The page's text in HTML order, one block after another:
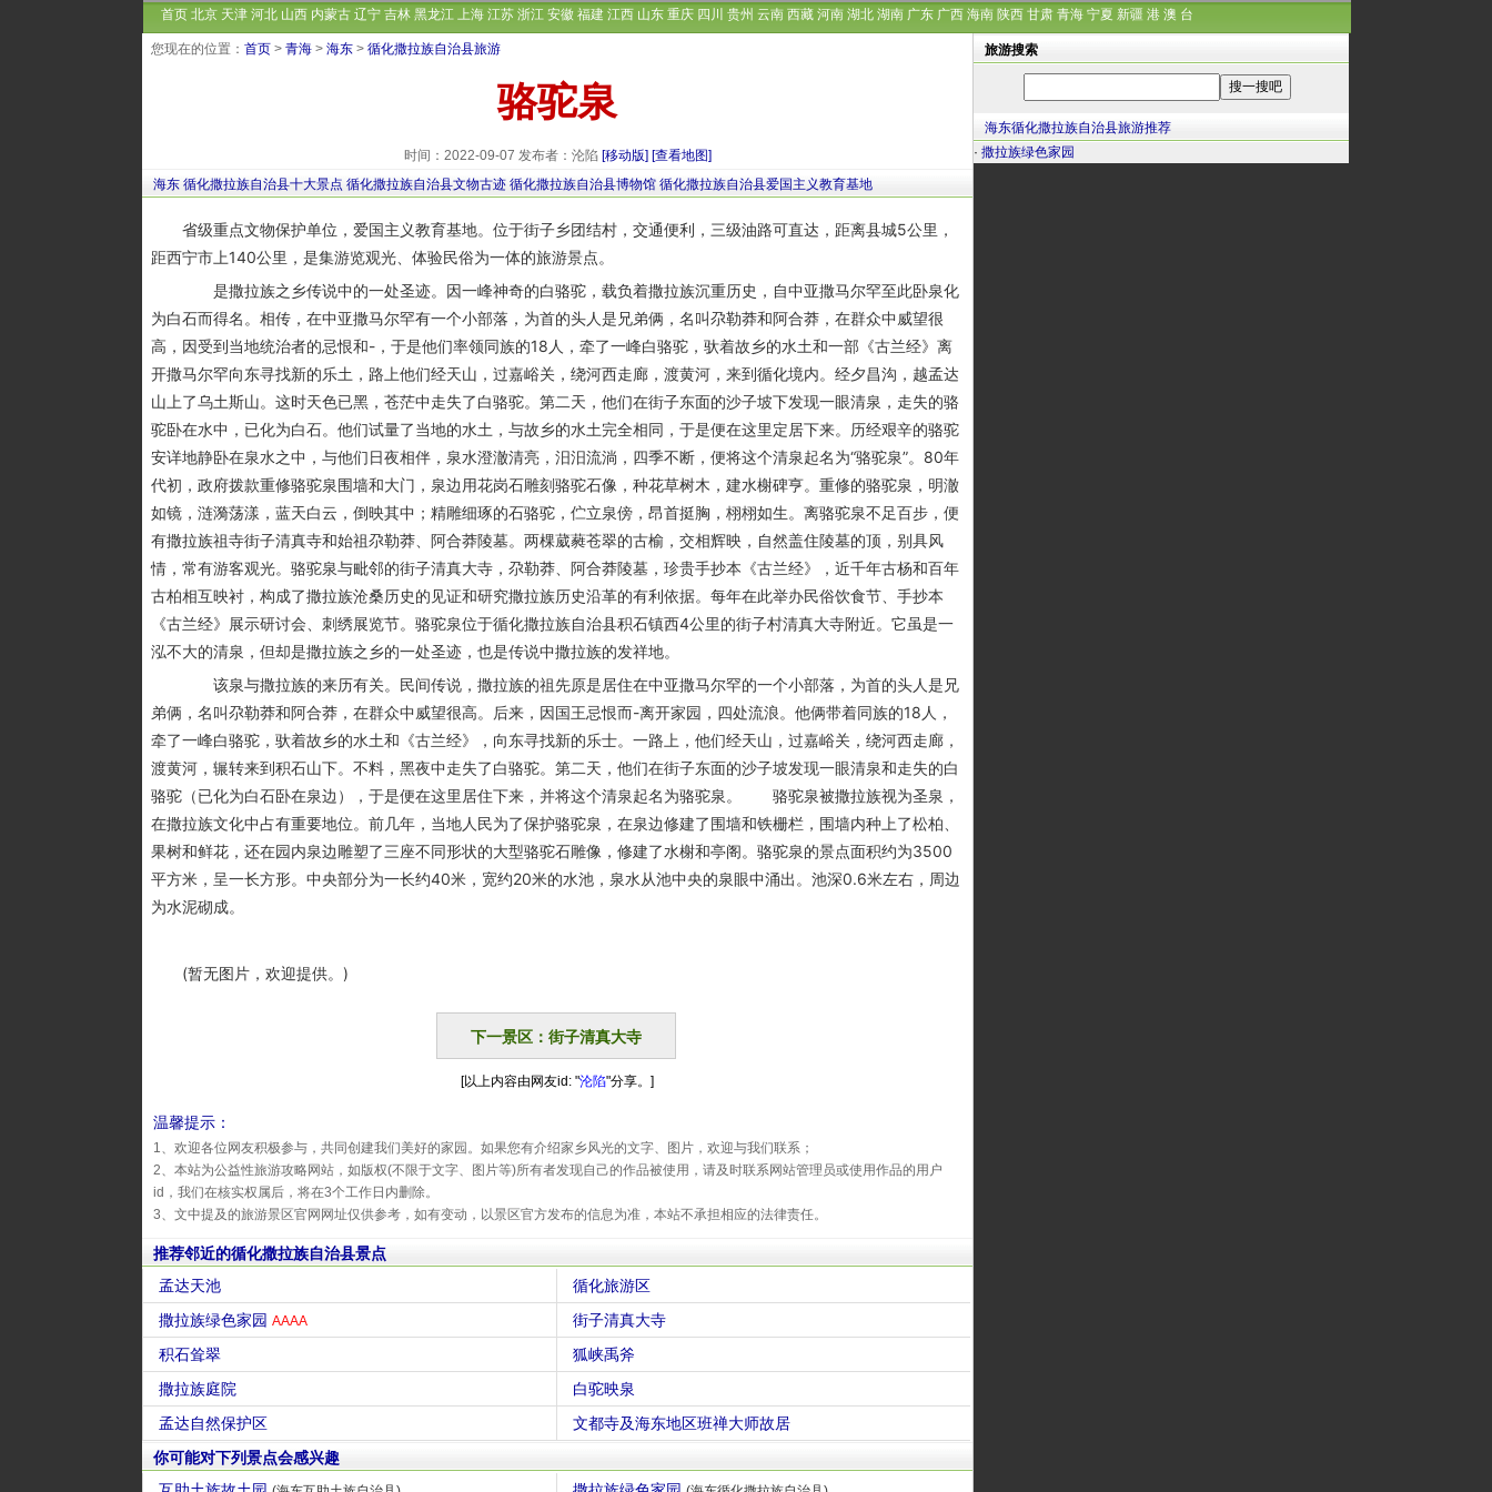
首页 北京 天津 河北 山西 内蒙古 辽宁 吉林 黑龙江 上海 江苏 浙江 安徽 福建 江西 山东 重庆 四川 贵州 云南 西藏 河南 湖北 湖南 广东 广西 海南 陕西 甘肃 青海 宁夏 新疆 港 澳 台
您现在的位置： 首页 > 青海 > 海东 > 循化撒拉族自治县旅游
骆驼泉
时间：2022-09-07 发布者：沦陷 [移动版] [查看地图]
海东 循化撒拉族自治县十大景点 循化撒拉族自治县文物古迹 循化撒拉族自治县博物馆 循化撒拉族自治县爱国主义教育基地
省级重点文物保护单位，爱国主义教育基地。位于街子乡团结村，交通便利，三级油路可直达，距离县城5公里，
距西宁市上140公里，是集游览观光、体验民俗为一体的旅游景点。
是撒拉族之乡传说中的一处圣迹。因一峰神奇的白骆驼，载负着撒拉族沉重历史，自中亚撒马尔罕至此卧泉化
为白石而得名。相传，在中亚撒马尔罕有一个小部落，为首的头人是兄弟俩，名叫尕勒莽和阿合莽，在群众中威望很
高，因受到当地统治者的忌恨和-，于是他们率领同族的18人，牵了一峰白骆驼，驮着故乡的水土和一部《古兰经》离
开撒马尔罕向东寻找新的乐土，路上他们经天山，过嘉峪关，绕河西走廊，渡黄河，来到循化境内。经夕昌沟，越孟达
山上了乌土斯山。这时天色已黑，苍茫中走失了白骆驼。第二天，他们在街子东面的沙子坡下发现一眼清泉，走失的骆
驼卧在水中，已化为白石。他们试量了当地的水土，与故乡的水土完全相同，于是便在这里定居下来。历经艰辛的骆驼
安详地静卧在泉水之中，与他们日夜相伴，泉水澄澈清亮，汨汨流淌，四季不断，便将这个清泉起名为“骆驼泉”。80年
代初，政府拨款重修骆驼泉围墙和大门，泉边用花岗石雕刻骆驼石像，种花草树木，建水榭碑亨。重修的骆驼泉，明澈
如镜，涟漪荡漾，蓝天白云，倒映其中；精雕细琢的石骆驼，伫立泉傍，昂首挺胸，栩栩如生。离骆驼泉不足百步，便
有撒拉族祖寺街子清真寺和始祖尕勒莽、阿合莽陵墓。两棵葳蕤苍翠的古榆，交相辉映，自然盖住陵墓的顶，别具风
情，常有游客观光。骆驼泉与毗邻的街子清真大寺，尕勒莽、阿合莽陵墓，珍贵手抄本《古兰经》，近千年古杨和百年
古柏相互映衬，构成了撒拉族沧桑历史的见证和研究撒拉族历史沿革的有利依据。每年在此举办民俗饮食节、手抄本
《古兰经》展示研讨会、刺绣展览节。骆驼泉位于循化撒拉族自治县积石镇西4公里的街子村清真大寺附近。它虽是一
泓不大的清泉，但却是撒拉族之乡的一处圣迹，也是传说中撒拉族的发祥地。
该泉与撒拉族的来历有关。民间传说，撒拉族的祖先原是居住在中亚撒马尔罕的一个小部落，为首的头人是兄
弟俩，名叫尕勒莽和阿合莽，在群众中威望很高。后来，因国王忌恨而-离开家园，四处流浪。他俩带着同族的18人，
牵了一峰白骆驼，驮着故乡的水土和《古兰经》，向东寻找新的乐士。一路上，他们经天山，过嘉峪关，绕河西走廊，
渡黄河，辗转来到积石山下。不料，黑夜中走失了白骆驼。第二天，他们在街子东面的沙子坡发现一眼清泉和走失的白
骆驼（已化为白石卧在泉边），于是便在这里居住下来，并将这个清泉起名为骆驼泉。 骆驼泉被撒拉族视为圣泉，
在撒拉族文化中占有重要地位。前几年，当地人民为了保护骆驼泉，在泉边修建了围墙和铁栅栏，围墙内种上了松柏、
果树和鲜花，还在园内泉边雕塑了三座不同形状的大型骆驼石雕像，修建了水榭和亭阁。骆驼泉的景点面积约为3500
平方米，呈一长方形。中央部分为一长约40米，宽约20米的水池，泉水从池中央的泉眼中涌出。池深0.6米左右，周边
为水泥砌成。
(暂无图片，欢迎提供。)
下一景区：街子清真大寺
[以上内容由网友id: "沦陷"分享。]
温馨提示：
1、欢迎各位网友积极参与，共同创建我们美好的家园。如果您有介绍家乡风光的文字、图片，欢迎与我们联系；
2、本站为公益性旅游攻略网站，如版权(不限于文字、图片等)所有者发现自己的作品被使用，请及时联系网站管理员或使用作品的用户
id，我们在核实权属后，将在3个工作日内删除。
3、文中提及的旅游景区官网网址仅供参考，如有变动，以景区官方发布的信息为准，本站不承担相应的法律责任。
推荐邻近的循化撒拉族自治县景点
孟达天池
循化旅游区
撒拉族绿色家园 AAAA
街子清真大寺
积石耸翠
狐峡禹斧
撒拉族庭院
白驼映泉
孟达自然保护区
文都寺及海东地区班禅大师故居
你可能对下列景点会感兴趣
旅游搜索
海东循化撒拉族自治县旅游推荐
· 撒拉族绿色家园